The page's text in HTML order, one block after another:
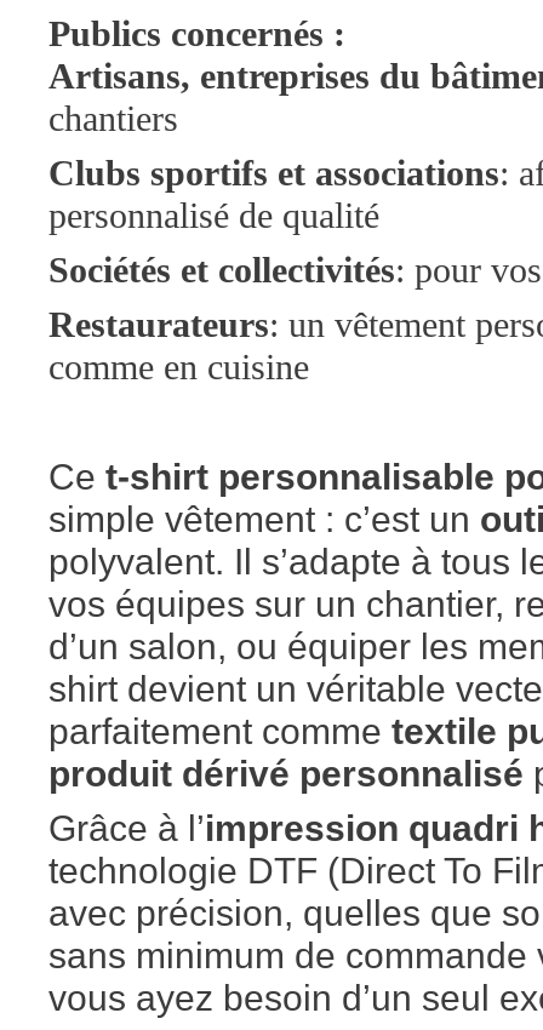
Publics concernés :
Artisans, entreprises du
chantiers
Clubs sportifs et associations:
personnalisé de qualité
Sociétés et collectivités: pour
Restaurateurs: un vêtement
comme en cuisine
Ce t-shirt personnalisable
simple vêtement : c’est un
polyvalent. Il s’adapte à tous
vos équipes sur un chantier,
d’un salon, ou équiper les
shirt devient un véritable
parfaitement comme textile
produit dérivé personnalisé
Grâce à l’impression quadri
technologie DTF (Direct To
avec précision, quelles que
sans minimum de
vous ayez besoin d’un seul